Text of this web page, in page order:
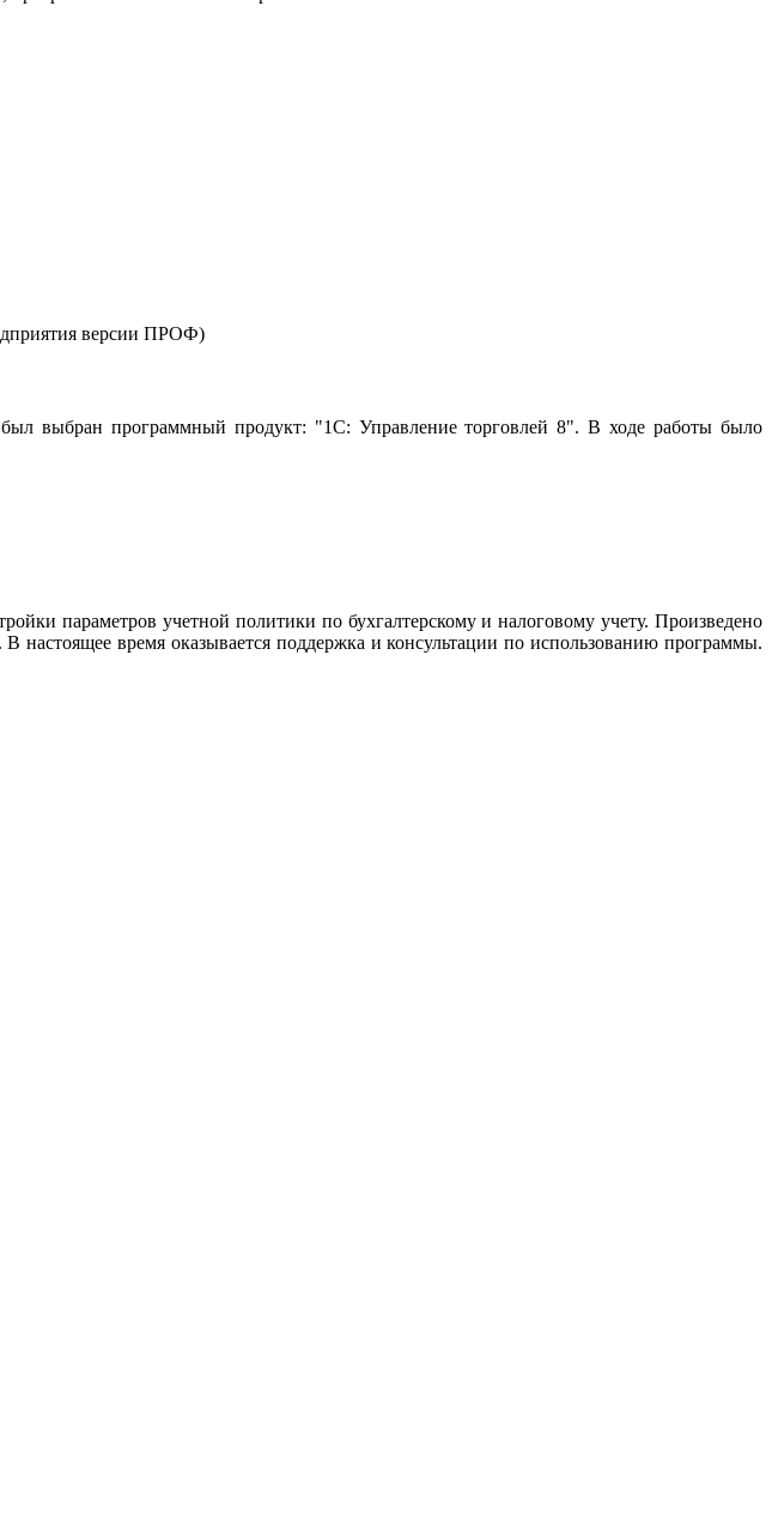
версии ПРОФ)
выбран программный продукт: "1С: Управление торговлей 8". В ходе работы было
параметров учетной политики по бухгалтерскому и налоговому учету. Произведено
настоящее время оказывается поддержка и консультации по использованию программы.